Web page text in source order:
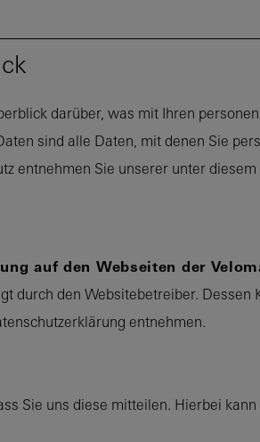
darüber, was mit Ihren
sind alle Daten, mit denen Sie
entnehmen Sie unserer unter
auf den Webseiten der
durch den Websitebetreiber. Dessen
entnehmen.
Sie uns diese mitteilen. Hierbei